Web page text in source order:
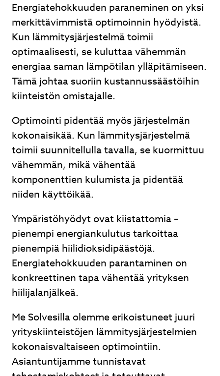
Energiatehokkuuden paraneminen on yksi
merkittävimmistä optimoinnin hyödyistä.
Kun lämmitysjärjestelmä toimii
optimaalisesti, se kuluttaa vähemmän
energiaa saman lämpötilan ylläpitämiseen.
Tämä johtaa suoriin kustannussäästöihin
kiinteistön omistajalle.
Optimointi pidentää myös järjestelmän
kokonaisikää. Kun lämmitysjärjestelmä
toimii suunnitellulla tavalla, se kuormittuu
vähemmän, mikä vähentää
komponenttien kulumista ja pidentää
niiden käyttöikää.
Ympäristöhyödyt ovat kiistattomia –
pienempi energiankulutus tarkoittaa
pienempiä hiilidioksidipäästöjä.
Energiatehokkuuden parantaminen on
konkreettinen tapa vähentää yrityksen
hiilijalanjälkeä.
Me Solvesilla olemme erikoistuneet juuri
yrityskiinteistöjen lämmitysjärjestelmien
kokonaisvaltaiseen optimointiin.
Asiantuntijamme tunnistavat